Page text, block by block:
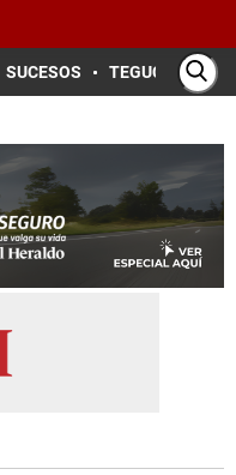
SUCESOS TEGUCIGALPA